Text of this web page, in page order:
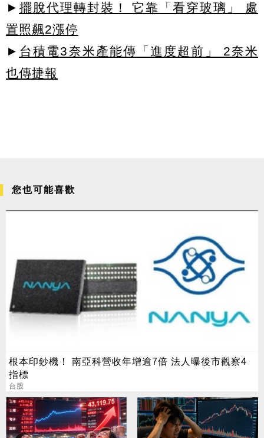
► 擺脫代理轉封裝！ 它靠「看穿玻璃」 處
置照飆2漲停
► 台積電3奈米產能傳「進度超前」 2奈米
也傳捷報
您也可能喜歡
根本印鈔機！ 南亞科營收年增逾7倍 法人曝後市觀察4
指標
台股